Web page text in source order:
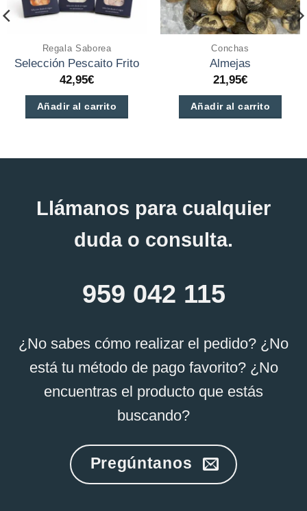
Regala Saborea
Selección Pescaito Frito
42,95€
Añadir al carrito
Conchas
Almejas
21,95€
Añadir al carrito
Llámanos para cualquier
duda o consulta.
959 042 115
¿No sabes cómo realizar el pedido? ¿No
está tu método de pago favorito? ¿No
encuentras el producto que estás
buscando?
Pregúntanos